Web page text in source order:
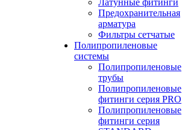
Латунные фитинги
Предохранительная
арматура
Фильтры сетчатые
Полипропиленовые
системы
Полипропиленовые
трубы
Полипропиленовые
фитинги серия PRO
Полипропиленовые
фитинги серия